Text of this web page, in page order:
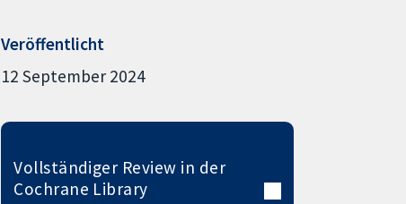
Veröffentlicht
12 September 2024
Vollständiger Review in der
Cochrane Library